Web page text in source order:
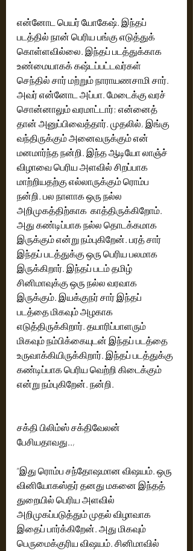
என்னோட பெயர் யோகேஷ். இந்தப்
படத்தில் நான் பெரிய பங்கு எடுத்துக்
கொள்ளவில்லை. இந்தப் படத்துக்காக
உண்மையாகக் கஷ்டப்பட்டவர்கள்
செந்தில் சார் மற்றும் நாராயணசாமி சார்.
அவர் என்னோட அப்பா. மேடைக்கு வரச்
சொன்னாலும் வரமாட்டார்; என்னைத்
தான் அனுப்பிவைத்தார். முதலில், இங்கு
வந்திருக்கும் அனைவருக்கும் என்
மனமார்ந்த நன்றி. இந்த ஆடியோ லாஞ்ச்
விழாவை பெரிய அளவில் சிறப்பாக
மாற்றியதற்கு எல்லாருக்கும் ரொம்ப
நன்றி. பல நாளாக ஒரு நல்ல
அறிமுகத்திற்காக  காத்திருக்கிறோம்.
அது கண்டிப்பாக நல்ல தொடக்கமாக
இருக்கும் என்று நம்புகிறேன். பரத் சார்
இந்தப் படத்துக்கு ஒரு பெரிய பலமாக
இருக்கிறார். இந்தப் படம் தமிழ்
சினிமாவுக்கு ஒரு நல்ல வரவாக
இருக்கும். இயக்குநர் சார் இந்தப்
படத்தை மிகவும் அழகாக
எடுத்திருக்கிறார். தயாரிப்பாளரும்
மிகவும் நம்பிக்கையுடன் இந்தப் படத்தை
உருவாக்கியிருக்கிறார். இந்தப் படத்துக்கு
கண்டிப்பாக பெரிய வெற்றி கிடைக்கும்
என்று நம்புகிறேன். நன்றி.
சக்தி பிலிம்ஸ் சக்திவேலன்
பேசியதாவது..,
“இது ரொம்ப சந்தோஷமான விஷயம். ஒரு
வினியோகஸ்தர் தனது மகனை இந்தத்
துறையில் பெரிய அளவில்
அறிமுகப்படுத்தும் முதல் விழாவாக
இதைப் பார்க்கிறேன். அது மிகவும்
பெருமைக்குரிய விஷயம். சினிமாவில்